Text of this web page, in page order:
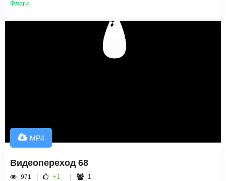
Флаги
MP4
Видеопереход 68
971 +1
1